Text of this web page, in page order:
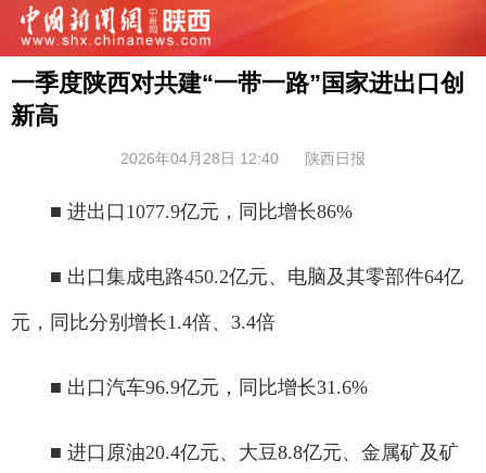
一季度陕西对共建“一带一路”国家进出口创
新高
2026年04月28日 12:40 陕西日报
■ 进出口1077.9亿元，同比增长86%
■ 出口集成电路450.2亿元、电脑及其零部件64亿
元，同比分别增长1.4倍、3.4倍
■ 出口汽车96.9亿元，同比增长31.6%
■ 进口原油20.4亿元、大豆8.8亿元、金属矿及矿